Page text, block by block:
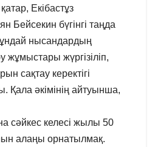
Екібастұз
Бейсекин бүгінгі таңда
нысандардың
жұмыстары жүргізіліп,
сақтау керектігі
Қала әкімінің айтуынша,
сәйкес келесі жылы 50
алаңы орнатылмақ.